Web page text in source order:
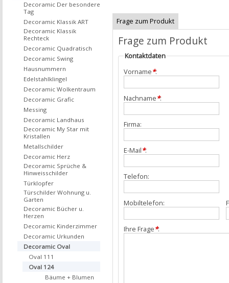
Frage zum Produkt
Frage zum Produkt
Kontaktdaten
Vorname*:
Nachname*:
Firma:
E-Mail*:
Telefon:
Mobiltelefon:
Ihre Frage*:
Decoramic Der besondere
Tag
Decoramic Klassik ART
Decoramic Klassik
Rechteck
Decoramic Quadratisch
Decoramic Swing
Hausnummern
Edelstahlklingel
Decoramic Wolkentraum
Decoramic Grafic
Messing
Decoramic Landhaus
Decoramic My Star mit
Kristallen
Metallschilder
Decoramic Herz
Decoramic Sprüche &
Hinweisschilder
Türklopfer
Türschilder Wohnung u.
Garten
Decoramic Bücher u.
Herzen
Decoramic Kinderzimmer
Decoramic Urkunden
Decoramic Oval
Oval 111
Oval 124
Bäume + Blumen